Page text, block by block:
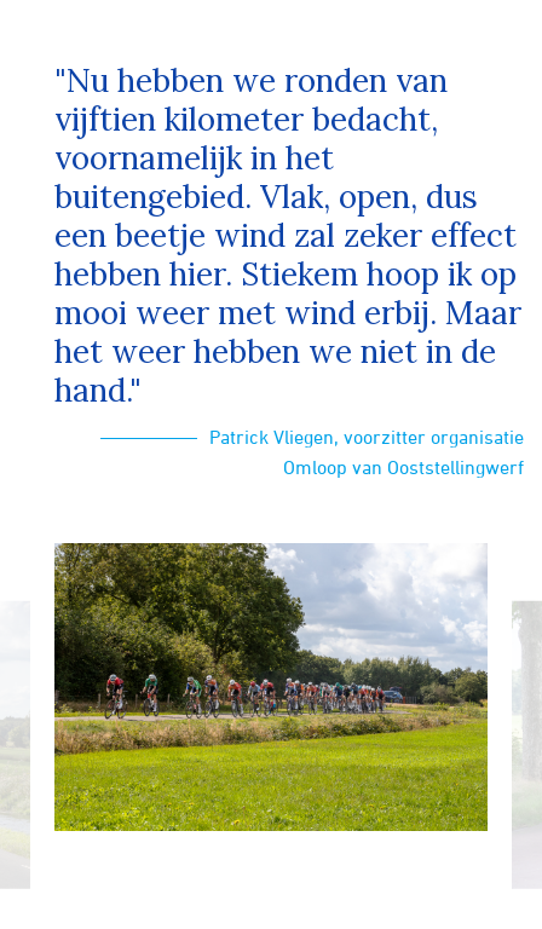
"Nu hebben we ronden van
vijftien kilometer bedacht,
voornamelijk in het
buitengebied. Vlak, open, dus
een beetje wind zal zeker effect
hebben hier. Stiekem hoop ik op
mooi weer met wind erbij. Maar
het weer hebben we niet in de
hand."
Patrick Vliegen, voorzitter organisatie
Omloop van Ooststellingwerf